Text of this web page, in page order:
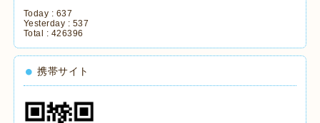
Today : 637
Yesterday : 537
Total : 426396
携帯サイト